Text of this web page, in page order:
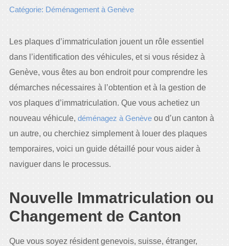
Catégorie: Déménagement à Genève
Les plaques d’immatriculation jouent un rôle essentiel
dans l’identification des véhicules, et si vous résidez à
Genève, vous êtes au bon endroit pour comprendre les
démarches nécessaires à l’obtention et à la gestion de
vos plaques d’immatriculation. Que vous achetiez un
nouveau véhicule, déménagez à Genèveou d’un canton à
un autre, ou cherchiez simplement à louer des plaques
temporaires, voici un guide détaillé pour vous aider à
naviguer dans le processus.
Nouvelle Immatriculation ou
Changement de Canton
Que vous soyez résident genevois, suisse, étranger,